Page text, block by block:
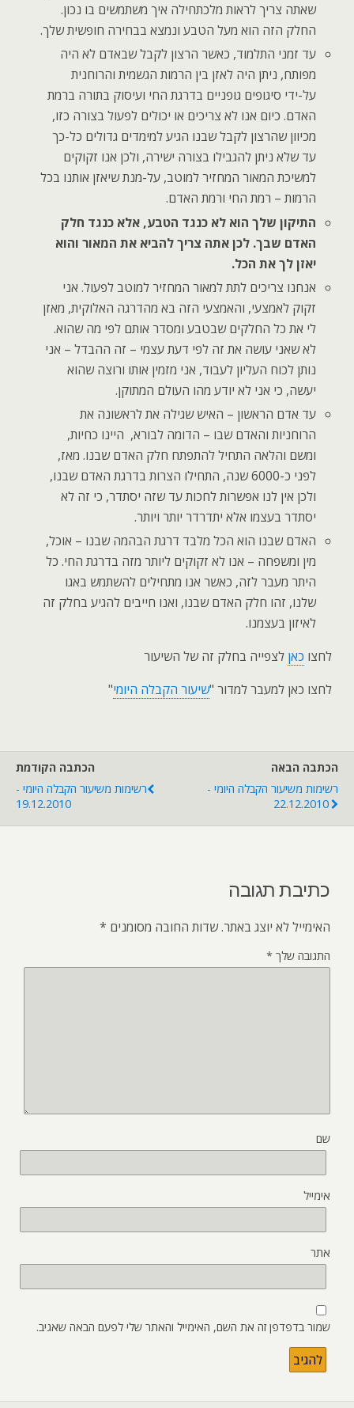
שאתה צריך לראות מלכתחילה איך משתמשים בו נכון.
החלק הזה הוא מעל הטבע ונמצא בבחירה חופשית שלך.
עד זמני התלמוד, כאשר הרצון לקבל שבאדם לא היה
מפותח, ניתן היה לאזן בין הרמות הגשמית והרוחנית
על-ידי סיגופים גופניים בדרגת החי ועיסוק בתורה ברמת
האדם. כיום אנו לא צריכים או יכולים לפעול בצורה כזו,
מכיוון שהרצון לקבל שבנו הגיע למימדים גדולים כל-כך
עד שלא ניתן להגבילו בצורה ישירה, ולכן אנו זקוקים
למשיכת המאור המחזיר למוטב, על-מנת שיאזן אותנו בכל
הרמות – רמת החי ורמת האדם.
התיקון שלך הוא לא כנגד הטבע, אלא כנגד חלק
האדם שבך. לכן אתה צריך להביא את המאור והוא
יאזן לך את הכל.
אנחנו צריכים לתת למאור המחזיר למוטב לפעול. אני
זקוק לאמצעי, והאמצעי הזה בא מהדרגה האלוקית, מאזן
לי את כל החלקים שבטבע ומסדר אותם לפי מה שהוא.
לא שאני עושה את זה לפי דעת עצמי – זה ההבדל – אני
נותן לכוח העליון לעבוד, אני מזמין אותו ורוצה שהוא
יעשה, כי אני לא יודע מהו העולם המתוקן.
עד אדם הראשון – האיש שגילה את לראשונה את
הרוחניות והאדם שבו – הדומה לבורא, היינו כחיות,
ומשם והלאה התחיל להתפתח חלק האדם שבנו. מאז,
לפני כ-6000 שנה, התחילו הצרות בדרגת האדם שבנו,
ולכן אין לנו אפשרות לחכות עד שזה יסתדר, כי זה לא
יסתדר בעצמו אלא יתדרדר יותר ויותר.
האדם שבנו הוא הכל מלבד דרגת הבהמה שבנו – אוכל,
מין ומשפחה – אנו לא זקוקים ליותר מזה בדרגת החי. כל
היתר מעבר לזה, כאשר אנו מתחילים להשתמש באגו
שלנו, זהו חלק האדם שבנו, ואנו חייבים להגיע בחלק זה
לאיזון בעצמנו.
לחצו כאן לצפייה בחלק זה של השיעור
לחצו כאן למעבר למדור "שיעור הקבלה היומי"
הכתבה הקודמת
רשימות משיעור הקבלה היומי -
19.12.2010
הכתבה הבאה
רשימות משיעור הקבלה היומי -
22.12.2010
כתיבת תגובה
האימייל לא יוצג באתר.שדות החובה מסומנים *
התגובה שלך *
שם
אימייל
אתר
שמור בדפדפן זה את השם, האימייל והאתר שלי לפעם הבאה שאגיב.